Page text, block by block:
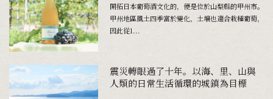
開拓日本葡萄酒文化的，便是位於山梨縣的甲州市。
甲州地區風土四季富於變化，土壤也適合栽種葡萄，
因此從1...
震災轉眼過了十年。以海、里、山與
人類的日常生活循環的城鎮為目標